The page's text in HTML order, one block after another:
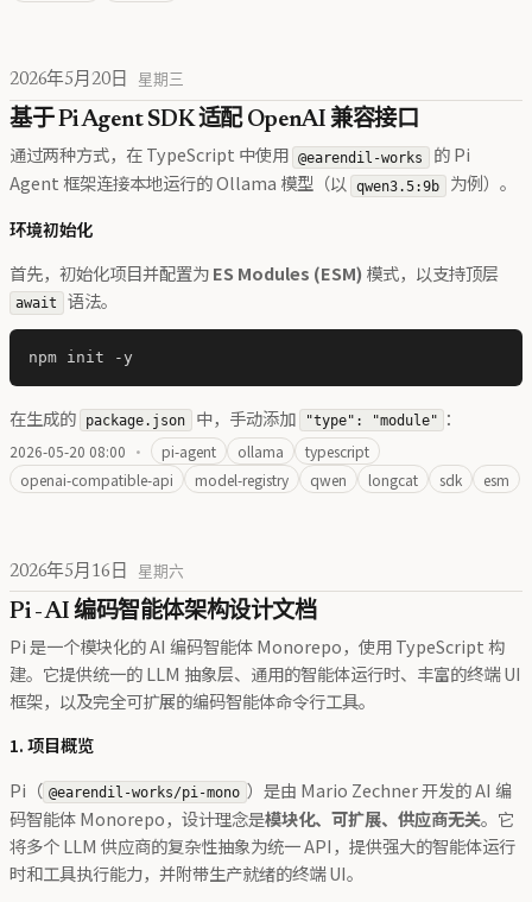
2026年5月20日 星期三
基于 Pi Agent SDK 适配 OpenAI 兼容接口
通过两种方式，在 TypeScript 中使用 @earendil-works 的 Pi
Agent 框架连接本地运行的 Ollama 模型（以
qwen3.5:9b 为例）。
环境初始化
首先，初始化项目并配置为ES Modules (ESM) 模式，以支持顶层
await 语法。
在生成的 package.json 中，手动添加 "type": "module" ：
2026-05-20 08:00 · pi-agent ollama
typescript
openai-compatible-api
model-registry qwen longcat sdk esm
2026年5月16日 星期六
Pi - AI 编码智能体架构设计文档
Pi 是一个模块化的 AI 编码智能体 Monorepo，使用 TypeScript 构
建。它提供统一的 LLM 抽象层、通用的智能体运行时、丰富的终端 UI
框架，以及完全可扩展的编码智能体命令行工具。
1. 项目概览
Pi（ @earendil-works/pi-mono ）是由 Mario Zechner 开发的 AI 编
码智能体 Monorepo，设计理念是模块化、可扩展、供应商无关。它
将多个 LLM 供应商的复杂性抽象为统一 API，提供强大的智能体运行
时和工具执行能力，并附带生产就绪的终端 UI。